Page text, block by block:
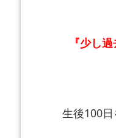
『少し
生後100日